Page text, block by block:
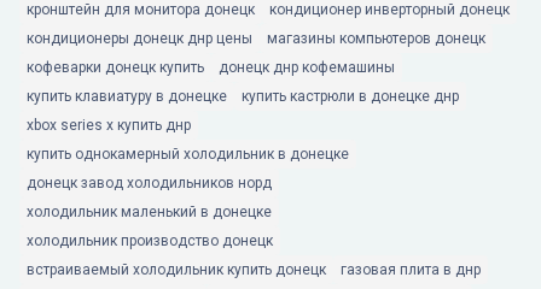
кронштейн для монитора донецк
кондиционер инверторный донецк
кондиционеры донецк днр цены
магазины компьютеров донецк
кофеварки донецк купить
донецк днр кофемашины
купить клавиатуру в донецке
купить кастрюли в донецке днр
xbox series x купить днр
купить однокамерный холодильник в донецке
донецк завод холодильников норд
холодильник маленький в донецке
холодильник производство донецк
встраиваемый холодильник купить донецк
газовая плита в днр